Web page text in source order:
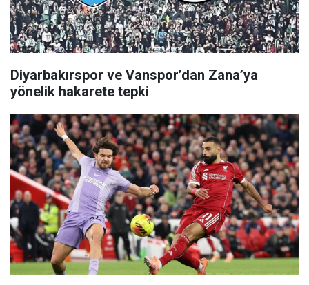
Diyarbakırspor ve Vanspor’dan Zana’ya
yönelik hakarete tepki